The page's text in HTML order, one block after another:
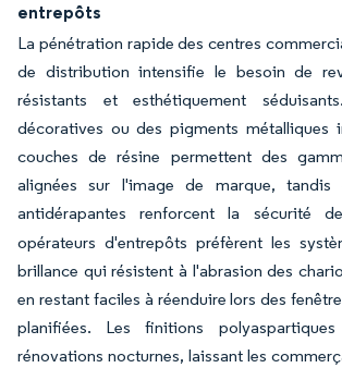
entrepôts
La pénétration rapide des centres
de distribution intensifie le besoin de
résistants et esthétiquement
décoratives ou des pigments métalliques
couches de résine permettent des
alignées sur l'image de marque,
antidérapantes renforcent la sécurité
opérateurs d'entrepôts préfèrent les
brillance qui résistent à l'abrasion des
en restant faciles à réenduire lors des
planifiées. Les finitions
rénovations nocturnes, laissant les